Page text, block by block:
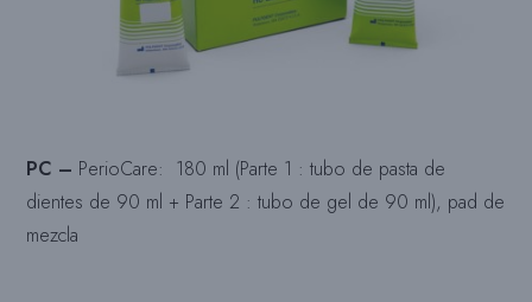
PC – PerioCare: 180 ml (Parte 1 : tubo de pasta de
dientes de 90 ml + Parte 2 : tubo de gel de 90 ml), pad de
mezcla